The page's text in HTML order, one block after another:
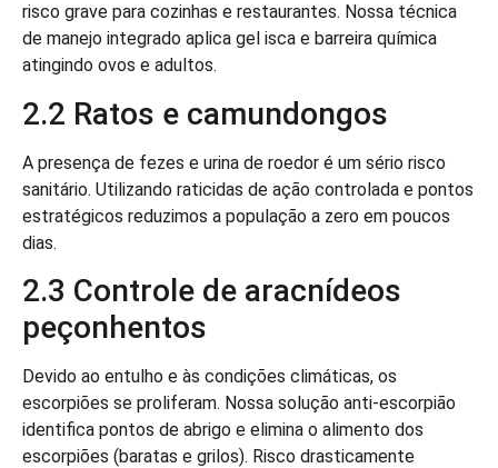
risco grave para cozinhas e restaurantes. Nossa técnica
de manejo integrado aplica gel isca e barreira química
atingindo ovos e adultos.
2.2 Ratos e camundongos
A presença de fezes e urina de roedor é um sério risco
sanitário. Utilizando raticidas de ação controlada e pontos
estratégicos reduzimos a população a zero em poucos
dias.
2.3 Controle de aracnídeos
peçonhentos
Devido ao entulho e às condições climáticas, os
escorpiões se proliferam. Nossa solução anti-escorpião
identifica pontos de abrigo e elimina o alimento dos
escorpiões (baratas e grilos). Risco drasticamente